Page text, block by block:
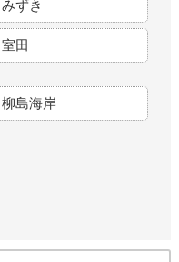
みずき
室田
柳島海岸